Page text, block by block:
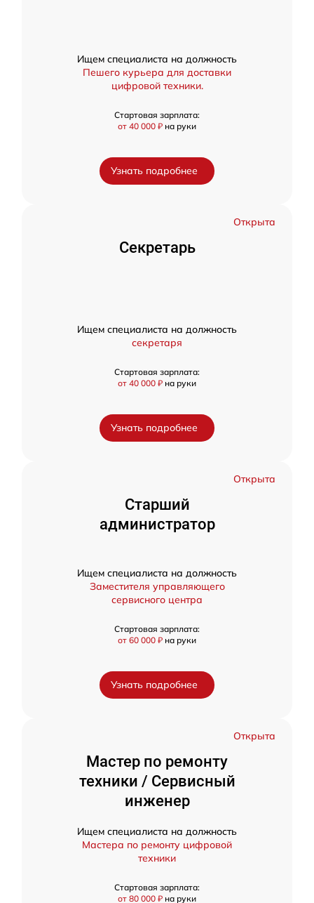
Ищем специалиста на должность
Пешего курьера для доставки
цифровой техники.
Стартовая зарплата:
от 40 000 ₽ на руки
Узнать подробнее
Открыта
Секретарь
Ищем специалиста на должность
секретаря
Стартовая зарплата:
от 40 000 ₽ на руки
Узнать подробнее
Открыта
Старший
администратор
Ищем специалиста на должность
Заместителя управляющего
сервисного центра
Стартовая зарплата:
от 60 000 ₽ на руки
Узнать подробнее
Открыта
Мастер по ремонту
техники / Сервисный
инженер
Ищем специалиста на должность
Мастера по ремонту цифровой
техники
Стартовая зарплата:
от 80 000 ₽ на руки